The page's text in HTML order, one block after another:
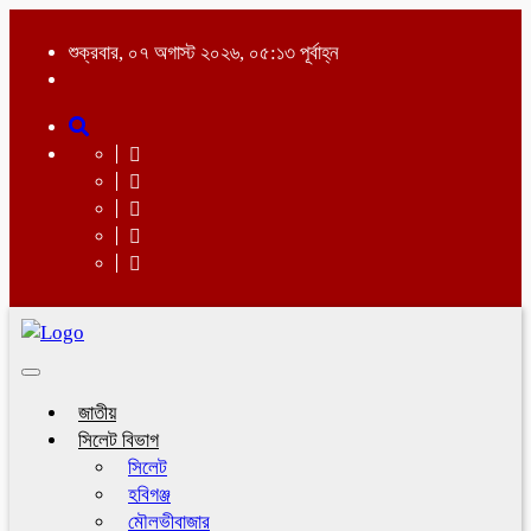
শুক্রবার, ০৭ অগাস্ট ২০২৬, ০৫:১৩ পূর্বাহ্ন
Toggle
জাতীয়
সিলেট বিভাগ
সিলেট
হবিগঞ্জ
মৌলভীবাজার